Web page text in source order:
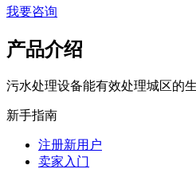
我要咨询
产品介绍
污水处理设备能有效处理城区的
新手指南
注册新用户
卖家入门